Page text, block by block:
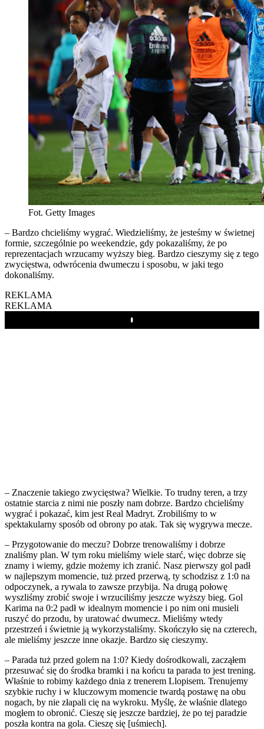
Fot. Getty Images
– Bardzo chcieliśmy wygrać. Wiedzieliśmy, że jesteśmy w świetnej
formie, szczególnie po weekendzie, gdy pokazaliśmy, że po
reprezentacjach wrzucamy wyższy bieg. Bardzo cieszymy się z tego
zwycięstwa, odwrócenia dwumeczu i sposobu, w jaki tego
dokonaliśmy.
REKLAMA
REKLAMA
Play
– Znaczenie takiego zwycięstwa? Wielkie. To trudny teren, a trzy
ostatnie starcia z nimi nie poszły nam dobrze. Bardzo chcieliśmy
wygrać i pokazać, kim jest Real Madryt. Zrobiliśmy to w
spektakularny sposób od obrony po atak. Tak się wygrywa mecze.
– Przygotowanie do meczu? Dobrze trenowaliśmy i dobrze
znaliśmy plan. W tym roku mieliśmy wiele starć, więc dobrze się
znamy i wiemy, gdzie możemy ich zranić. Nasz pierwszy gol padł
w najlepszym momencie, tuż przed przerwą, ty schodzisz z 1:0 na
odpoczynek, a rywala to zawsze przybija. Na drugą połowę
wyszliśmy zrobić swoje i wrzuciliśmy jeszcze wyższy bieg. Gol
Karima na 0:2 padł w idealnym momencie i po nim oni musieli
ruszyć do przodu, by uratować dwumecz. Mieliśmy wtedy
przestrzeń i świetnie ją wykorzystaliśmy. Skończyło się na czterech,
ale mieliśmy jeszcze inne okazje. Bardzo się cieszymy.
– Parada tuż przed golem na 1:0? Kiedy dośrodkowali, zacząłem
przesuwać się do środka bramki i na końcu ta parada to jest trening.
Właśnie to robimy każdego dnia z trenerem Llopisem. Trenujemy
szybkie ruchy i w kluczowym momencie twardą postawę na obu
nogach, by nie złapali cię na wykroku. Myślę, że właśnie dlatego
mogłem to obronić. Cieszę się jeszcze bardziej, że po tej paradzie
poszła kontra na gola. Cieszę się [uśmiech].